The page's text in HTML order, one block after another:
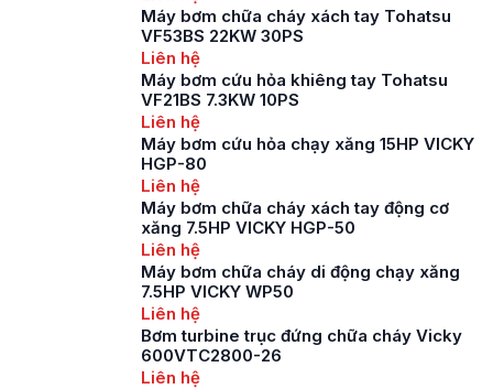
Máy bơm chữa cháy xách tay Tohatsu
VF53BS 22KW 30PS
Liên hệ
Máy bơm cứu hỏa khiêng tay Tohatsu
VF21BS 7.3KW 10PS
Liên hệ
Máy bơm cứu hỏa chạy xăng 15HP VICKY
HGP-80
Liên hệ
Máy bơm chữa cháy xách tay động cơ
xăng 7.5HP VICKY HGP-50
Liên hệ
Máy bơm chữa cháy di động chạy xăng
7.5HP VICKY WP50
Liên hệ
Bơm turbine trục đứng chữa cháy Vicky
600VTC2800-26
Liên hệ